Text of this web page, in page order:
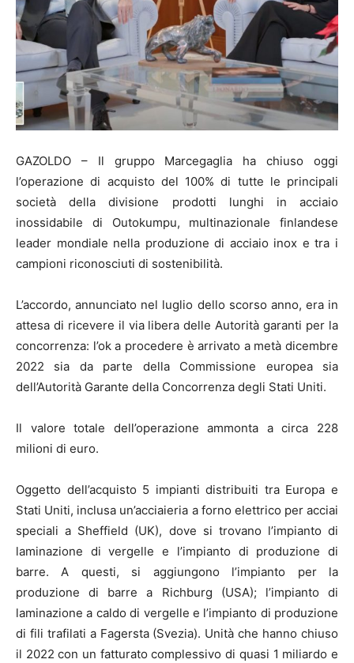
GAZOLDO – Il gruppo Marcegaglia ha chiuso oggi
l’operazione di acquisto del 100% di tutte le principali
società della divisione prodotti lunghi in acciaio
inossidabile di Outokumpu, multinazionale finlandese
leader mondiale nella produzione di acciaio inox e tra i
campioni riconosciuti di sostenibilità.
L’accordo, annunciato nel luglio dello scorso anno, era in
attesa di ricevere il via libera delle Autorità garanti per la
concorrenza: l’ok a procedere è arrivato a metà dicembre
2022 sia da parte della Commissione europea sia
dell’Autorità Garante della Concorrenza degli Stati Uniti.
Il valore totale dell’operazione ammonta a circa 228
milioni di euro.
Oggetto dell’acquisto 5 impianti distribuiti tra Europa e
Stati Uniti, inclusa un’acciaieria a forno elettrico per acciai
speciali a Sheffield (UK), dove si trovano l’impianto di
laminazione di vergelle e l’impianto di produzione di
barre. A questi, si aggiungono l’impianto per la
produzione di barre a Richburg (USA); l’impianto di
laminazione a caldo di vergelle e l’impianto di produzione
di fili trafilati a Fagersta (Svezia). Unità che hanno chiuso
il 2022 con un fatturato complessivo di quasi 1 miliardo e